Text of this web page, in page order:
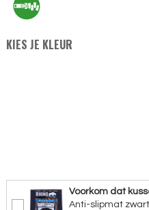
KIES JE KLEUR
Voorkom dat
Anti-slipmat